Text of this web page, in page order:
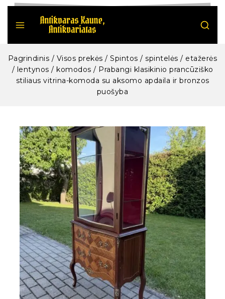
Pagrindinis / Visos prekės / Spintos / spintelės / etažerės
/ lentynos / komodos / Prabangi klasikinio prancūziško
stiliaus vitrina-komoda su aksomo apdaila ir bronzos
puošyba